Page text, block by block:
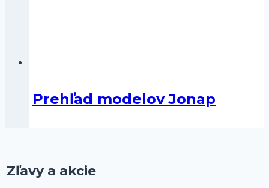
Prehľad modelov Jonap
Zľavy a akcie